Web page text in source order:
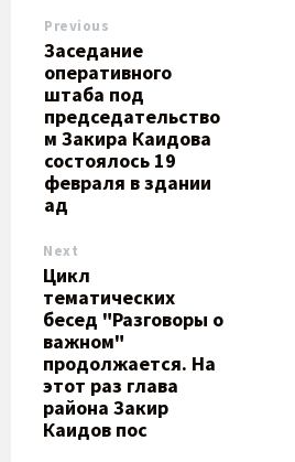
Previous
Заседание
оперативного
штаба под
председательство
м Закира Каидова
состоялось 19
февраля в здании
ад
Next
Цикл
тематических
бесед "Разговоры о
важном"
продолжается. На
этот раз глава
района Закир
Каидов пос